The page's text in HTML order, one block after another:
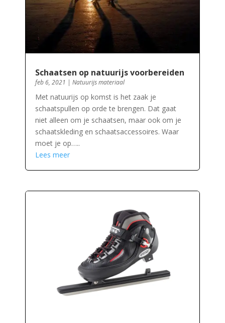
Schaatsen op natuurijs voorbereiden
feb 6, 2021 | Natuurijs materiaal
Met natuurijs op komst is het zaak je
schaatspullen op orde te brengen. Dat gaat
niet alleen om je schaatsen, maar ook om je
schaatskleding en schaatsaccessoires. Waar
moet je op…..
Lees meer